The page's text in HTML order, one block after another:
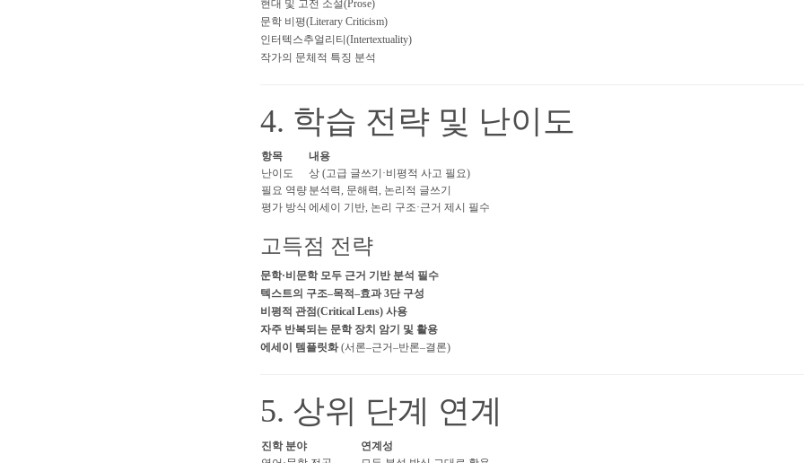
현대 및 고전 소설(Prose)
문학 비평(Literary Criticism)
인터텍스추얼리티(Intertextuality)
작가의 문체적 특징 분석
4. 학습 전략 및 난이도
항목
내용
난이도
상 (고급 글쓰기·비평적 사고 필요)
필요 역량 분석력, 문해력, 논리적 글쓰기
평가 방식 에세이 기반, 논리 구조·근거 제시 필수
고득점 전략
문학·비문학 모두 근거 기반 분석 필수
텍스트의 구조–목적–효과 3단 구성
비평적 관점(Critical Lens) 사용
자주 반복되는 문학 장치 암기 및 활용
에세이 템플릿화(서론–근거–반론–결론)
5. 상위 단계 연계
진학 분야
연계성